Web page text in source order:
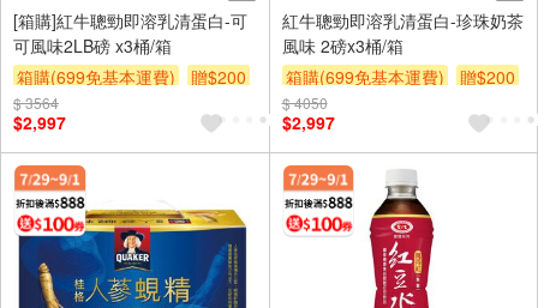
[箱購]紅牛聰勁即溶乳清蛋白-可
可風味2LB磅 x3桶/箱
箱購(699免基本運費)
贈$200
$ 3564
$2,997
紅牛聰勁即溶乳清蛋白-珍珠奶茶
風味 2磅x3桶/箱
箱購(699免基本運費)
贈$200
$ 4050
$2,997